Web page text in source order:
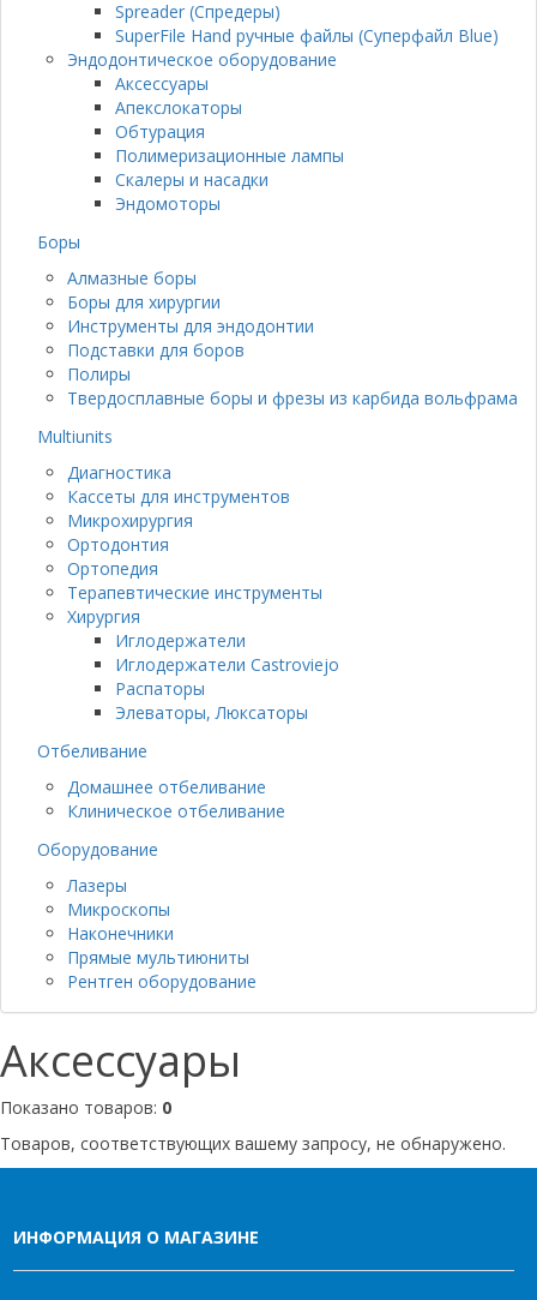
Spreader (Спредеры)
SuperFile Hand ручные файлы (Суперфайл Blue)
Эндодонтическое оборудование
Аксессуары
Апекслокаторы
Обтурация
Полимеризационные лампы
Скалеры и насадки
Эндомоторы
Боры
Алмазные боры
Боры для хирургии
Инструменты для эндодонтии
Подставки для боров
Полиры
Твердосплавные боры и фрезы из карбида вольфрама
Multiunits
Диагностика
Кассеты для инструментов
Микрохирургия
Ортодонтия
Ортопедия
Терапевтические инструменты
Хирургия
Иглодержатели
Иглодержатели Castroviejo
Распаторы
Элеваторы, Люксаторы
Отбеливание
Домашнее отбеливание
Клиническое отбеливание
Оборудование
Лазеры
Микроскопы
Наконечники
Прямые мультиюниты
Рентген оборудование
Аксессуары
Показано товаров: 0
Товаров, соответствующих вашему запросу, не обнаружено.
ИНФОРМАЦИЯ О МАГАЗИНЕ